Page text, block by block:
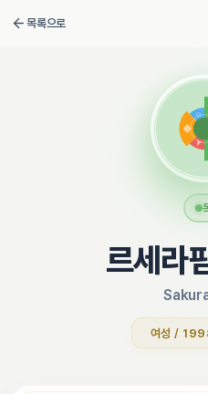
목록으로
르세라
여성 /